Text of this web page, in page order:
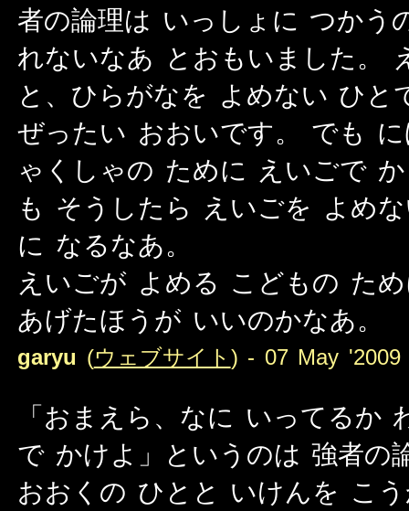
者の論理は いっしょに つかう
れないなあ とおもいました。
と、ひらがなを よめない ひ
ぜったい おおいです。 でも
ゃくしゃの ために えいごで
も そうしたら えいごを よめ
に なるなあ。
えいごが よめる こどもの た
あげたほうが いいのかなあ。
garyu (ウェブサイト ) - 07 May '2009
「おまえら、なに いってるか
で かけよ」というのは 強者の
おおくの ひとと いけんを こ